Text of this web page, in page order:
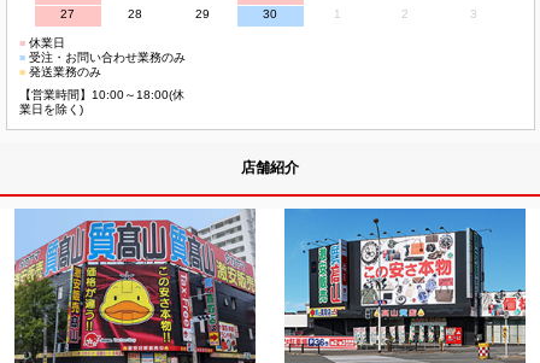
27
28 29 30 1 2 3
■休業日
■受注・お問い合わせ業務のみ
■発送業務のみ
【営業時間】10:00～18:00(休
業日を除く)
店舗紹介